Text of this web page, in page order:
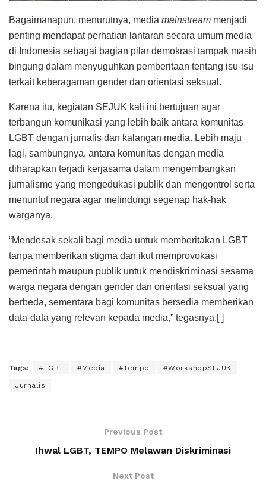
Bagaimanapun, menurutnya, media mainstream menjadi
penting mendapat perhatian lantaran secara umum media
di Indonesia sebagai bagian pilar demokrasi tampak masih
bingung dalam menyuguhkan pemberitaan tentang isu-isu
terkait keberagaman gender dan orientasi seksual.
Karena itu, kegiatan SEJUK kali ini bertujuan agar
terbangun komunikasi yang lebih baik antara komunitas
LGBT dengan jurnalis dan kalangan media. Lebih maju
lagi, sambungnya, antara komunitas dengan media
diharapkan terjadi kerjasama dalam mengembangkan
jurnalisme yang mengedukasi publik dan mengontrol serta
menuntut negara agar melindungi segenap hak-hak
warganya.
“Mendesak sekali bagi media untuk memberitakan LGBT
tanpa memberikan stigma dan ikut memprovokasi
pemerintah maupun publik untuk mendiskriminasi sesama
warga negara dengan gender dan orientasi seksual yang
berbeda, sementara bagi komunitas bersedia memberikan
data-data yang relevan kepada media,” tegasnya.[ ]
Tags: #LGBT #Media #Tempo #WorkshopSEJUK
Jurnalis
Previous Post
Ihwal LGBT, TEMPO Melawan Diskriminasi
Next Post